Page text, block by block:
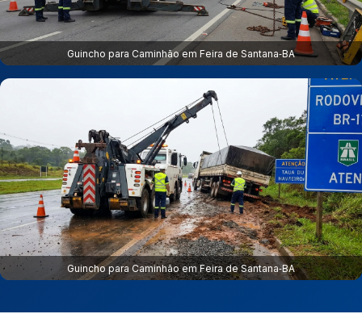
Guincho para Caminhão em Feira de Santana‑BA
Guincho para Caminhão em Feira de Santana‑BA